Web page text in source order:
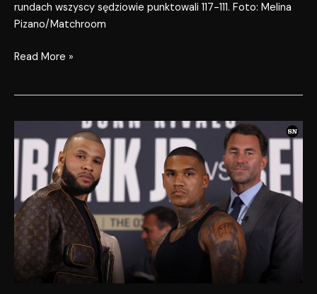
rundach wszyscy sędziowie punktowali 117-111. Foto: Melina
Pizano/Matchroom
Read More »
vs
Benn
26
kwietnia